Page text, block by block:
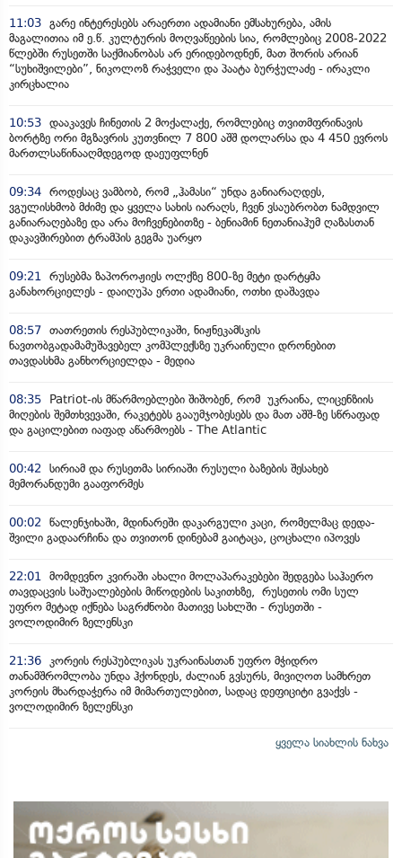
11:03 გარე ინტერესებს არაერთი ადამიანი ემსახურება, ამის
მაგალითია იმ ე.წ. კულტურის მოღვაწეების სია, რომლებიც 2008-2022
წლებში რუსეთში საქმიანობას არ ერიდებოდნენ, მათ შორის არიან
“სუხიშვილები”, ნიკოლოზ რაჭველი და პაატა ბურჭულაძე - ირაკლი
კირცხალია
10:53 დააკავეს ჩინეთის 2 მოქალაქე, რომლებიც თვითმფრინავის
ბორტზე ორი მგზავრის კუთვნილ 7 800 აშშ დოლარსა და 4 450 ევროს
მართლსაწინააღმდეგოდ დაეუფლნენ
09:34 როდესაც ვამბობ, რომ „ჰამასი“ უნდა განიარაღდეს,
ვგულისხმობ მძიმე და ყველა სახის იარაღს, ჩვენ ვსაუბრობთ ნამდვილ
განიარაღებაზე და არა მოჩვენებითზე - ბენიამინ ნეთანიაჰუმ ღაზასთან
დაკავშირებით ტრამპის გეგმა უარყო
09:21
რუსებმა ზაპოროჟიეს ოლქზე 800-ზე მეტი დარტყმა
განახორციელეს - დაიღუპა ერთი ადამიანი, ოთხი დაშავდა
08:57 თათრეთის რესპუბლიკაში, ნიჟნეკამსკის
ნავთობგადამამუშავებელ კომპლექსზე უკრაინული დრონებით
თავდასხმა განხორციელდა - მედია
08:35
Patriot-ის მწარმოებლები შიშობენ, რომ უკრაინა, ლიცენზიის
მიღების შემთხვევაში, რაკეტებს გააუმჯობესებს და მათ აშშ-ზე სწრაფად
და გაცილებით იაფად აწარმოებს - The Atlantic
00:42
სირიამ და რუსეთმა სირიაში რუსული ბაზების შესახებ
მემორანდუმი გააფორმეს
00:02
წალენჯიხაში, მდინარეში დაკარგული კაცი, რომელმაც დედა-
შვილი გადაარჩინა და თვითონ დინებამ გაიტაცა, ცოცხალი იპოვეს
22:01
მომდევნო კვირაში ახალი მოლაპარაკებები შედგება საჰაერო
თავდაცვის საშუალებების მიწოდების საკითხზე, რუსეთის ომი სულ
უფრო მეტად იქნება საგრძნობი მათივე სახლში - რუსეთში -
ვოლოდიმირ ზელენსკი
21:36
კორეის რესპუბლიკას უკრაინასთან უფრო მჭიდრო
თანამშრომლობა უნდა ჰქონდეს, ძალიან გვსურს, მივიღოთ სამხრეთ
კორეის მხარდაჭერა იმ მიმართულებით, სადაც დეფიციტი გვაქვს -
ვოლოდიმირ ზელენსკი
ყველა სიახლის ნახვა